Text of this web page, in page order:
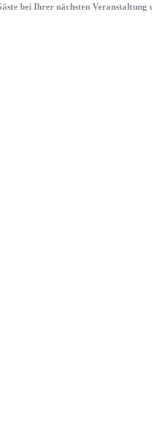
bei Ihrer nächsten Veranstaltung